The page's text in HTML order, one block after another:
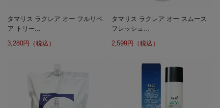
タマリス ラクレア オー フルリペ
ア トリー...
3,280円（税込）
タマリス ラクレア オー スムース
フレッシュ...
2,599円（税込）